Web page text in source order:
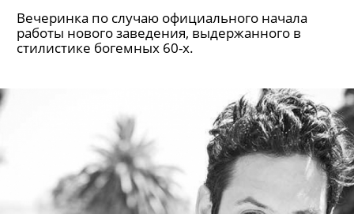
Вечеринка по случаю официального начала
работы нового заведения, выдержанного в
стилистике богемных 60-х.